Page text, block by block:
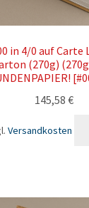
in 4/0 auf
(270g)
145,58 €
Versandkosten